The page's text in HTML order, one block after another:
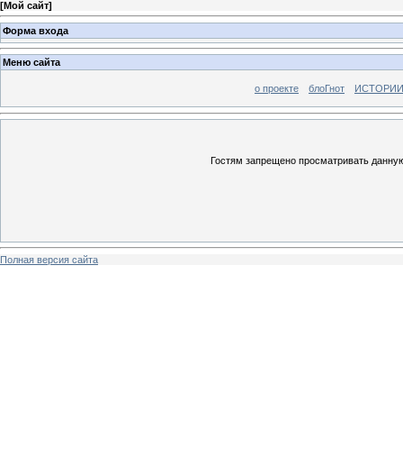
[Мой сайт]
Форма входа
Меню сайта
о проекте блоГнот
Гостям запрещено просматривать
Полная версия сайта